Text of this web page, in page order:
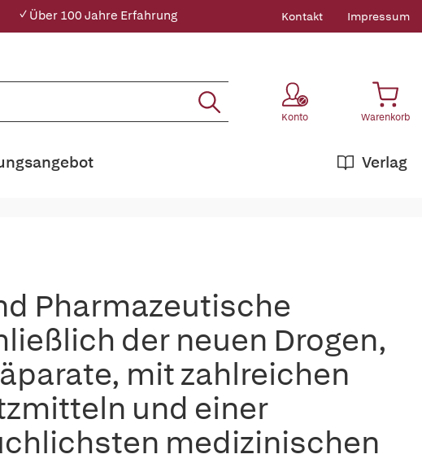
✓ Über 100 Jahre Erfahrung Kontakt Impressum
Konto Warenkorb
Verlag
Pharmazeutische
der neuen Drogen,
mit zahlreichen
und einer
medizinischen